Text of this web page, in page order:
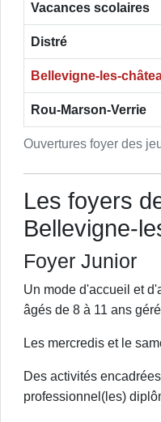
Ouvertures foyer des
Vacances scolaires
Distré
Bellevigne-les-
Rou-Marson-Verrie
Les foyers
Bellevigne-
Foyer Junior
Un mode d'accueil et
âgés de 8 à 11 ans
Les mercredis et le
Des activités
professionnel(les)